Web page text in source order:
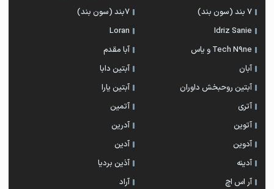
7 بند (سون بند)
۷بند (سون بند)
Idriz Sanie
Loran
Tech N9ne و یاس
آبا مقدم
آبان
آبتین دابا
آبتین روحبخش داوران
آبتین یارا
آتری
آتمین
آتوین
آدرین
آدوین
آدین
آدینه
آذین بردیا
آر اس اچ
آراد